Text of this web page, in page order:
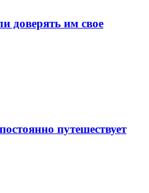
доверять им свое
путешествует